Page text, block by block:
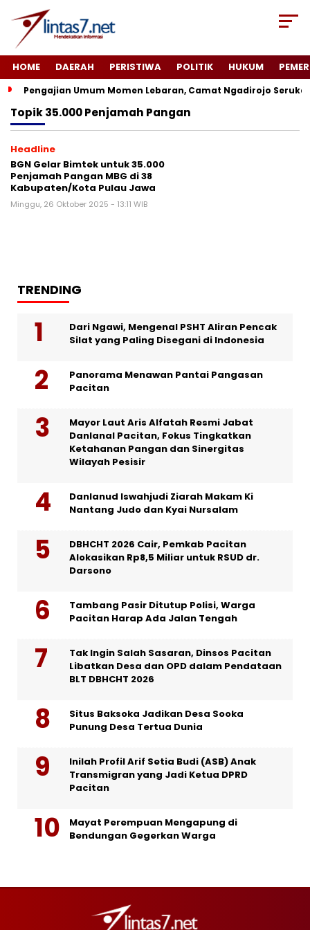
HOME DAERAH PERISTIWA POLITIK HUKUM
Pengajian Umum Momen Lebaran, Camat Ngadirojo
Topik35.000 Penjamah Pangan
Headline
BGN Gelar Bimtek untuk 35.000
Penjamah Pangan MBG di 38
Kabupaten/Kota Pulau Jawa
Minggu, 26 Oktober 2025 - 13:11 WIB
TRENDING
Dari Ngawi, Mengenal PSHT Aliran Pencak
Silat yang Paling Disegani di Indonesia
Panorama Menawan Pantai Pangasan
Pacitan
Mayor Laut Aris Alfatah Resmi Jabat
Danlanal Pacitan, Fokus Tingkatkan
Ketahanan Pangan dan Sinergitas
Wilayah Pesisir
Danlanud Iswahjudi Ziarah Makam Ki
Nantang Judo dan Kyai Nursalam
DBHCHT 2026 Cair, Pemkab Pacitan
Alokasikan Rp8,5 Miliar untuk RSUD dr.
Darsono
Tambang Pasir Ditutup Polisi, Warga
Pacitan Harap Ada Jalan Tengah
Tak Ingin Salah Sasaran, Dinsos Pacitan
Libatkan Desa dan OPD dalam Pendataan
BLT DBHCHT 2026
Situs Baksoka Jadikan Desa Sooka
Punung Desa Tertua Dunia
Inilah Profil Arif Setia Budi (ASB) Anak
Transmigran yang Jadi Ketua DPRD
Pacitan
Mayat Perempuan Mengapung di
Bendungan Gegerkan Warga